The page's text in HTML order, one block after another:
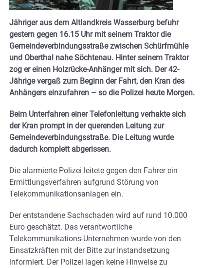
Jähriger aus dem Altlandkreis Wasserburg befuhr
gestern gegen 16.15 Uhr mit seinem Traktor die
Gemeindeverbindungsstraße zwischen Schürfmühle
und Oberthal nahe Söchtenau. Hinter seinem Traktor
zog er einen Holzrücke-Anhänger mit sich. Der 42-
Jährige vergaß zum Beginn der Fahrt, den Kran des
Anhängers einzufahren – so die Polizei heute Morgen.
Beim Unterfahren einer Telefonleitung verhakte sich
der Kran prompt in der querenden Leitung zur
Gemeindeverbindungsstraße. Die Leitung wurde
dadurch komplett abgerissen.
Die alarmierte Polizei leitete gegen den Fahrer ein
Ermittlungsverfahren aufgrund Störung von
Telekommunikationsanlagen ein.
Der entstandene Sachschaden wird auf rund 10.000
Euro geschätzt. Das verantwortliche
Telekommunikations-Unternehmen wurde von den
Einsatzkräften mit der Bitte zur Instandsetzung
informiert. Der Polizei lagen keine Hinweise zu